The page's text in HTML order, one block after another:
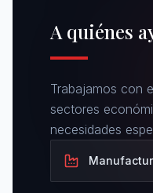
A quiénes
Trabajamos con
sectores
necesidades